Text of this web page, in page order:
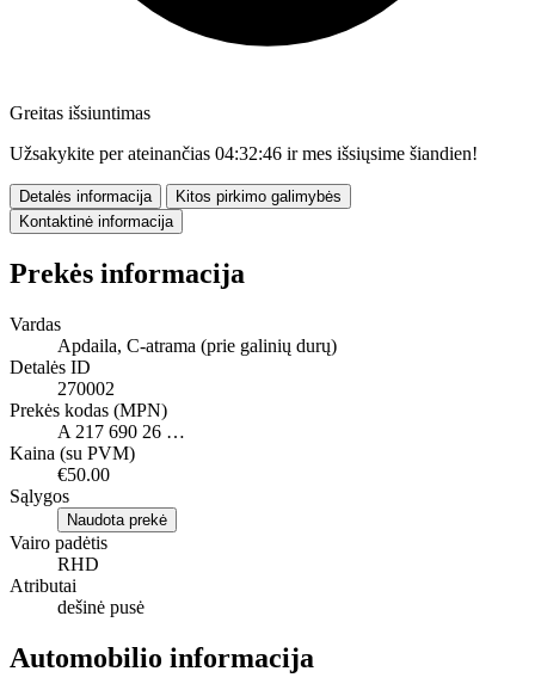
Greitas išsiuntimas
Užsakykite per ateinančias 04:32:44 ir mes išsiųsime šiandien!
Detalės informacija
Kitos pirkimo galimybės
Kontaktinė informacija
Prekės informacija
Vardas
Apdaila, C-atrama (prie galinių durų)
Detalės ID
270002
Prekės kodas (MPN)
A 217 690 26 …
Kaina (su PVM)
€50.00
Sąlygos
Naudota prekė
Vairo padėtis
RHD
Atributai
dešinė pusė
Automobilio informacija